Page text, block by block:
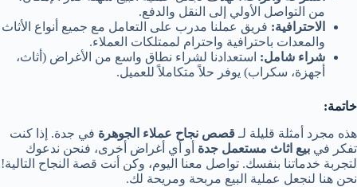
من التواصل الأولي إلى النقل والدفع.
الاحترافية: فريق عملنا مدرب على التعامل مع جميع أنواع الأثاث
والمعدات باحترافية واحترام لممتلكات العملاء.
شراء شامل: استعدادنا لشراء نطاق واسع من الأغراض (أثاث،
أجهزة، سكراب) يوفر حلاً متكاملاً للعميل.
خاتمة:
هذه مجرد أمثلة قليلة لـ قصص نجاح عملاء الجوهرة في جدة. إذا كنت
تفكر في بيع اثاث مستعمل جدة أو أي أغراض أخرى، فنحن ندعوك
لتجربة خدماتنا بنفسك. تواصل معنا اليوم، وكن أنت قصة النجاح التالية!
نحن هنا لنجعل عملية البيع مربحة ومريحة لك.